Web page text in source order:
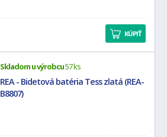
KÚPIŤ
Skladom u výrobcu57 ks
REA - Bidetová batéria Tess zlatá (REA-
B8807)